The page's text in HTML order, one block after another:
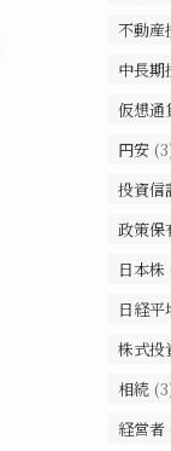
不動産
中長期
仮想通
円安
投資信
政策保
日本株
日経平
株式投
相続
経営者